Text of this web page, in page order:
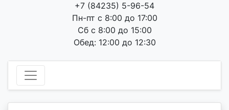
+7 (84235) 5-96-54
Пн-пт с 8:00 до 17:00
Сб с 8:00 до 15:00
Обед: 12:00 до 12:30